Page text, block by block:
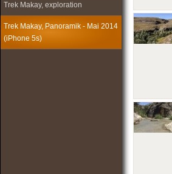
Trek Makay, exploration
Trek Makay, Panoramik - Mai 2014
(iPhone 5s)